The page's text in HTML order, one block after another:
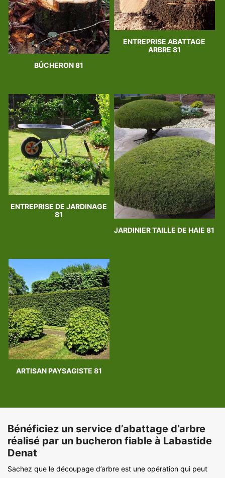
BÛCHERON 81
ENTREPRISE ABATTAGE
ARBRE 81
ENTREPRISE DE JARDINAGE
81
JARDINIER TAILLE DE HAIE 81
ARTISAN PAYSAGISTE 81
Bénéficiez un service d’abattage d’arbre
réalisé par un bucheron fiable à Labastide
Denat
Sachez que le découpage d’arbre est une opération qui peut